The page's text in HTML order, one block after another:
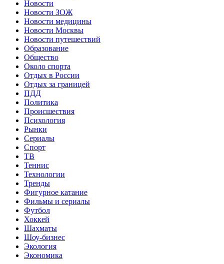
Новости
Новости ЗОЖ
Новости медицины
Новости Москвы
Новости путешествий
Образование
Общество
Около спорта
Отдых в России
Отдых за границей
ПДД
Политика
Происшествия
Психология
Рынки
Сериалы
Спорт
ТВ
Теннис
Технологии
Тренды
Фигурное катание
Фильмы и сериалы
Футбол
Хоккей
Шахматы
Шоу-бизнес
Экология
Экономика